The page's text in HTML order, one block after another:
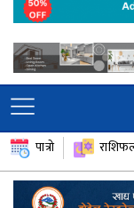
पात्रो